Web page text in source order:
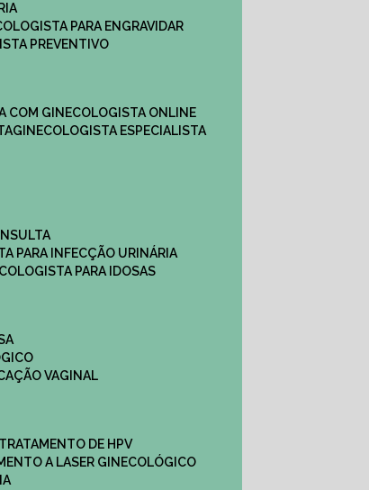
PARA ENGRAVIDAR
PREVENTIVO
COM GINECOLOGISTA ONLINE​
GINECOLOGISTA ESPECIALISTA
PARA INFECÇÃO URINÁRIA
PARA IDOSAS
VAGINAL​
TRATAMENTO DE HPV
A LASER GINECOLÓGICO